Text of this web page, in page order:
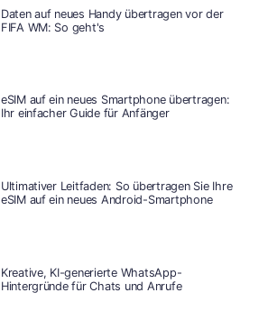
Daten auf neues Handy übertragen vor der
FIFA WM: So geht's
eSIM auf ein neues Smartphone übertragen:
Ihr einfacher Guide für Anfänger
Ultimativer Leitfaden: So übertragen Sie Ihre
eSIM auf ein neues Android-Smartphone
Kreative, KI-generierte WhatsApp-
Hintergründe für Chats und Anrufe